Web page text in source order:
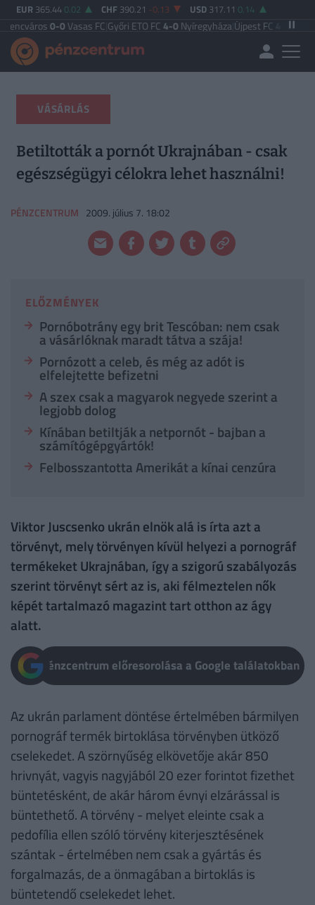
EUR 365.44 0.02 CHF 390.21 -0.13 USD 317.11 0.14
0-0Vasas FC |Győri ETO FC4-0Nyíregyháza|Újpest FC4-2Debreceni
VÁSÁRLÁS
Betiltották a pornót Ukrajnában - csak
egészségügyi célokra lehet használni!
PÉNZCENTRUM 2009. július 7. 18:02
ELŐZMÉNYEK
Pornóbotrány egy brit Tescóban: nem csak
a vásárlóknak maradt tátva a szája!
Pornózott a celeb, és még az adót is
elfelejtette befizetni
A szex csak a magyarok negyede szerint a
legjobb dolog
Kínában betiltják a netpornót - bajban a
számítógépgyártók!
Felbosszantotta Amerikát a kínai cenzúra
Viktor Juscsenko ukrán elnök alá is írta azt a
törvényt, mely törvényen kívül helyezi a pornográf
termékeket Ukrajnában, így a szigorú szabályozás
szerint törvényt sért az is, aki félmeztelen nők
képét tartalmazó magazint tart otthon az ágy
alatt.
Pénzcentrum előresorolása a Google találatokban
Az ukrán parlament döntése értelmében bármilyen
pornográf termék birtoklása törvényben ütköző
cselekedet. A szörnyűség elkövetője akár 850
hrivnyát, vagyis nagyjából 20 ezer forintot fizethet
büntetésként, de akár három évnyi elzárással is
büntethető. A törvény - melyet eleinte csak a
pedofília ellen szóló törvény kiterjesztésének
szántak - értelmében nem csak a gyártás és
forgalmazás, de a önmagában a birtoklás is
büntetendő cselekedet lehet.